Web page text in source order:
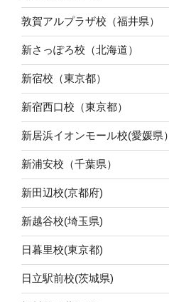
敦賀アルプラザ校（福井県）
新さっぽろ校（北海道）
新宿校（東京都）
新宿西口校（東京都）
新居浜イオンモール校(愛媛県）
新浦安校（千葉県）
新田辺校(京都府)
新越谷校(埼玉県)
日暮里校(東京都)
日立駅前校(茨城県)